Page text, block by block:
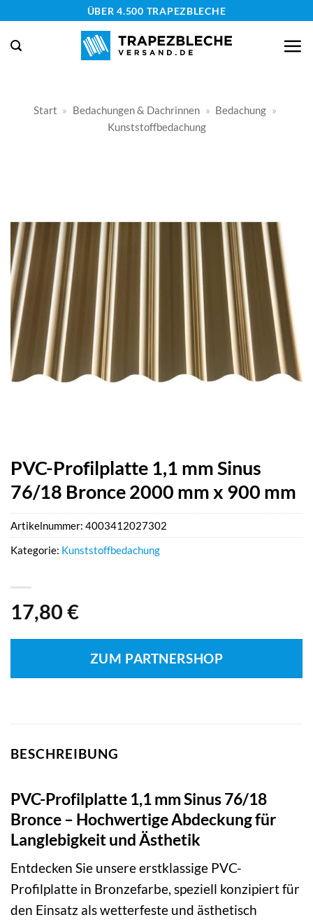
springen
ÜBER 4.500 TRAPEZBLECHE
Start » Bedachungen & Dachrinnen » Bedachung »
Kunststoffbedachung
PVC-Profilplatte 1,1 mm Sinus
76/18 Bronce 2000 mm x 900 mm
17,80 €
ZUM PARTNERSHOP
Artikelnummer: 4003412027302
Kategorie: Kunststoffbedachung
BESCHREIBUNG
PVC-Profilplatte 1,1 mm Sinus 76/18
Bronce – Hochwertige Abdeckung für
Langlebigkeit und Ästhetik
Entdecken Sie unsere erstklassige PVC-
Profilplatte in Bronzefarbe, speziell konzipiert für
den Einsatz als wetterfeste und ästhetisch